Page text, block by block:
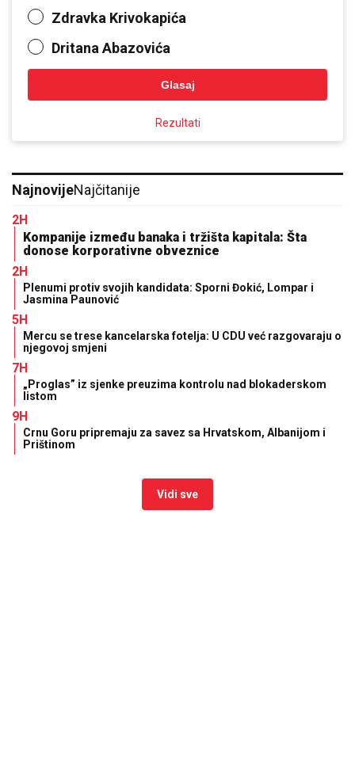
Zdravka Krivokapića
Dritana Abazovića
Glasaj
Rezultati
NajnovijeNajčitanije
2H
Kompanije između banaka i tržišta kapitala: Šta
donose korporativne obveznice
2H
Plenumi protiv svojih kandidata: Sporni Đokić, Lompar i
Jasmina Paunović
5H
Mercu se trese kancelarska fotelja: U CDU već razgovaraju o
njegovoj smjeni
7H
„Proglas” iz sjenke preuzima kontrolu nad blokaderskom
listom
9H
Crnu Goru pripremaju za savez sa Hrvatskom, Albanijom i
Prištinom
Vidi sve